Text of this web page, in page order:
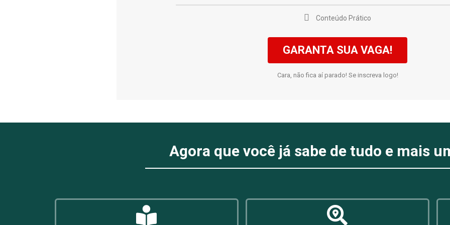
Conteúdo Prático
GARANTA SUA VAGA!
Cara, não fica aí parado! Se inscreva logo!
Agora que você já sabe de tudo e mais